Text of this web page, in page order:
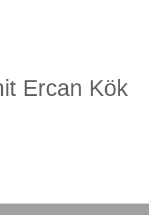
Ercan Kök